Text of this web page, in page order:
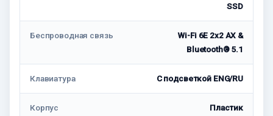
SSD
Беспроводная связь
Wi-Fi 6E 2x2 AX &
Bluetooth® 5.1
Клавиатура С подсветкой ENG/RU
Корпус Пластик